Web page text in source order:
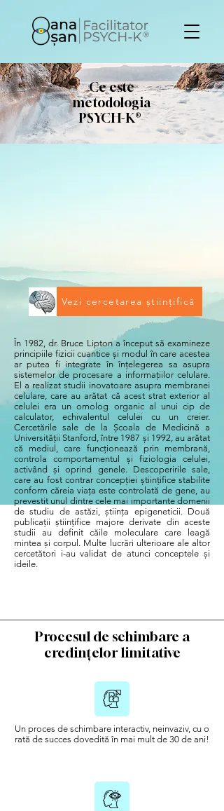
Ce este
metodologia
PSYCH-K®
Vezi cercetarea științifică
În 1982, dr. Bruce Lipton a început să examineze
principiile fizicii cuantice și modul în care acestea
ar putea fi integrate în înțelegerea sa asupra
sistemelor de procesare a informațiilor celulare.
El a realizat studii inovatoare asupra membranei
celulare, care au arătat că acest strat exterior al
celulei era un omolog organic al unui cip de
calculator, echivalentul celulei cu un creier.
Cercetările sale de la Școala de Medicină a
Universității Stanford, între 1987 și 1992, au arătat
că mediul, care funcționează prin membrană,
controla comportamentul și fiziologia celulei,
activând și oprind genele. Descoperirile sale,
care au fost contrar concepției științifice stabilite
conform căreia viața este controlată de gene, au
prevestit unul dintre cele mai importante domenii
de studiu de astăzi, știința epigeneticii. Două
publicații științifice majore derivate din aceste
studii au definit căile moleculare care leagă
mintea și corpul. Multe lucrări ulterioare ale altor
cercetători i-au validat de atunci conceptele și
ideile.
Procesul de schimbare a
credințelor limitative
Un proces de schimbare interactiv, neinvaziv, cu o
rată de succes dovedită în mai mult de 30 de ani!